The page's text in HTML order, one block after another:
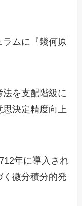
ムに『幾何原
を支配階級に
決定精度向上
年に導入され
微分積分的発